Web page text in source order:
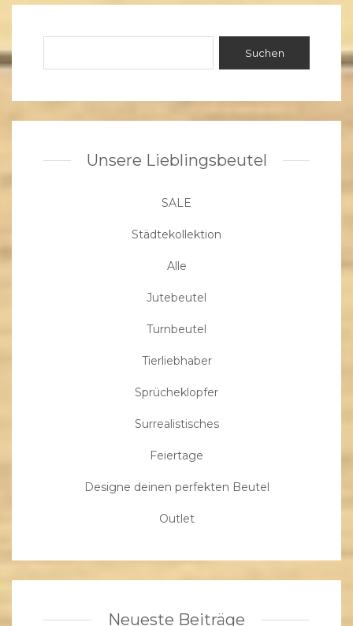
Unsere Lieblingsbeutel
SALE
Städtekollektion
Alle
Jutebeutel
Turnbeutel
Tierliebhaber
Sprücheklopfer
Surrealistisches
Feiertage
Designe deinen perfekten Beutel
Outlet
Neueste Beiträge